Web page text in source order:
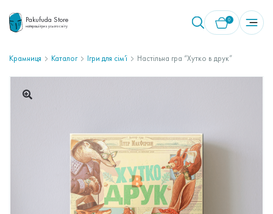
Pakufuda Store
найкращі ігри з усього світу
0
У кошику немає товарів.
Крамниця Каталог Ігри для сім’ї Настільна гра “Хутко в друк”